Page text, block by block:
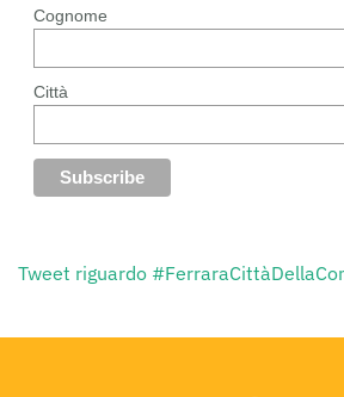
Cognome
Città
Tweet riguardo